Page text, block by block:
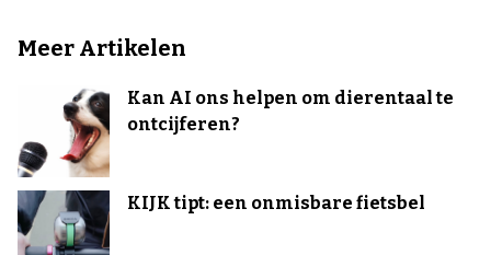
Meer Artikelen
Kan AI ons helpen om dierentaal te
ontcijferen?
KIJK tipt: een onmisbare fietsbel